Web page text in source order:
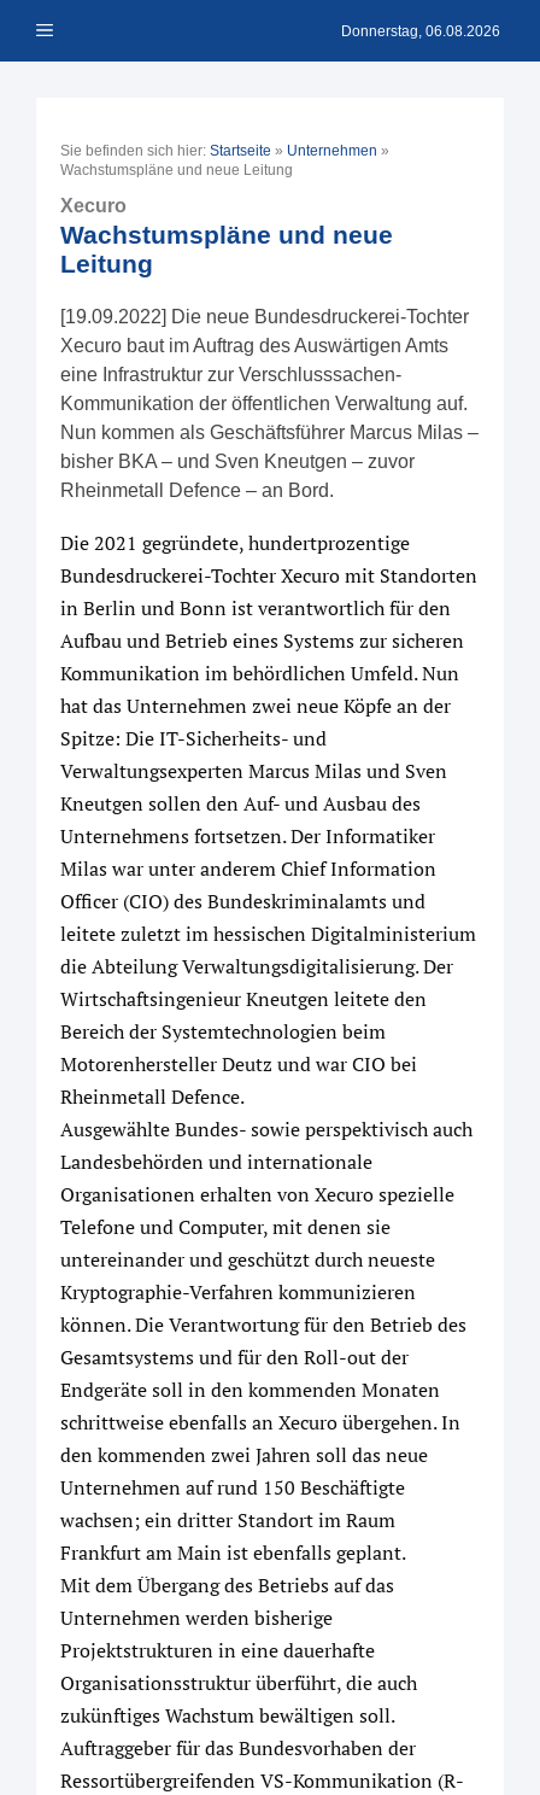
Inhalt Menü Donnerstag, 06.08.2026
Sie befinden sich hier: Startseite » Unternehmen »
Wachstumspläne und neue Leitung
Xecuro
Wachstumspläne und neue
Leitung
[19.09.2022] Die neue Bundesdruckerei-Tochter
Xecuro baut im Auftrag des Auswärtigen Amts
eine Infrastruktur zur Verschlusssachen-
Kommunikation der öffentlichen Verwaltung auf.
Nun kommen als Geschäftsführer Marcus Milas –
bisher BKA – und Sven Kneutgen – zuvor
Rheinmetall Defence – an Bord.
Die 2021 gegründete, hundertprozentige
Bundesdruckerei-Tochter Xecuro mit Standorten
in Berlin und Bonn ist verantwortlich für den
Aufbau und Betrieb eines Systems zur sicheren
Kommunikation im behördlichen Umfeld. Nun
hat das Unternehmen zwei neue Köpfe an der
Spitze: Die IT-Sicherheits- und
Verwaltungsexperten Marcus Milas und Sven
Kneutgen sollen den Auf- und Ausbau des
Unternehmens fortsetzen. Der Informatiker
Milas war unter anderem Chief Information
Officer (CIO) des Bundeskriminalamts und
leitete zuletzt im hessischen Digitalministerium
die Abteilung Verwaltungsdigitalisierung. Der
Wirtschaftsingenieur Kneutgen leitete den
Bereich der Systemtechnologien beim
Motorenhersteller Deutz und war CIO bei
Rheinmetall Defence.
Ausgewählte Bundes- sowie perspektivisch auch
Landesbehörden und internationale
Organisationen erhalten von Xecuro spezielle
Telefone und Computer, mit denen sie
untereinander und geschützt durch neueste
Kryptographie-Verfahren kommunizieren
können. Die Verantwortung für den Betrieb des
Gesamtsystems und für den Roll-out der
Endgeräte soll in den kommenden Monaten
schrittweise ebenfalls an Xecuro übergehen. In
den kommenden zwei Jahren soll das neue
Unternehmen auf rund 150 Beschäftigte
wachsen; ein dritter Standort im Raum
Frankfurt am Main ist ebenfalls geplant.
Mit dem Übergang des Betriebs auf das
Unternehmen werden bisherige
Projektstrukturen in eine dauerhafte
Organisationsstruktur überführt, die auch
zukünftiges Wachstum bewältigen soll.
Auftraggeber für das Bundesvorhaben der
Ressortübergreifenden VS-Kommunikation (R-